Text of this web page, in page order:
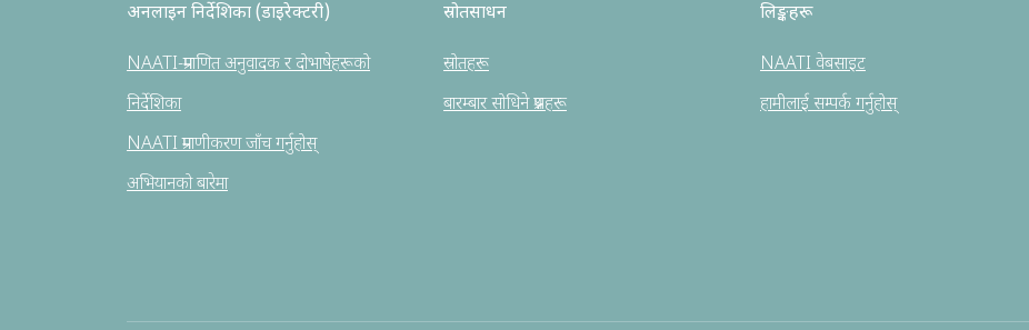
अनलाइन निर्देशिका (डाइरेक्टरी)
NAATI-प्रमाणित अनुवादक र दोभाषेहरूको
निर्देशिका
NAATI प्रमाणीकरण जाँच गर्नुहोस्
अभियानको बारेमा
स्रोतसाधन
स्रोतहरू
बारम्बार सोधिने प्रश्नहरू
लिङ्कहरू
NAATI वेबसाइट
हामीलाई सम्पर्क गर्नुहोस्